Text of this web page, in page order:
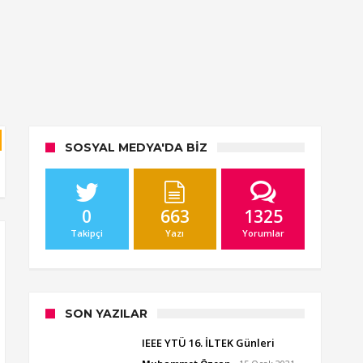
SOSYAL MEDYA'DA BIZ
0
Takipçi
663
Yazı
1325
Yorumlar
SON YAZILAR
IEEE YTÜ 16. İLTEK Günleri